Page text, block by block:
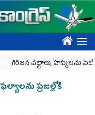
????
చట్టాలు, హక్కులను
ప్రజల్లోకి